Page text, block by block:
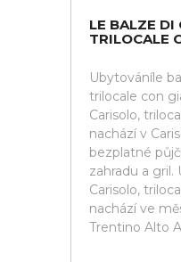
LE BALZE DI
TRILOCALE
Ubytováníle
trilocale con
Carisolo,
nachází v
bezplatné
zahradu a gril.
Carisolo,
nachází ve
Trentino Alto